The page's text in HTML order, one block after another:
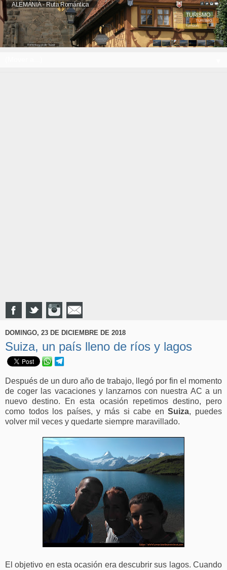
ALEMANIA - Ruta Romántica
Rothenburg ob der Tauber
TURISMO
TURISMO
TURISMO
DOMINGO, 23 DE DICIEMBRE DE 2018
Suiza, un país lleno de ríos y lagos
Después de un duro año de trabajo, llegó por fin el momento
de coger las vacaciones y lanzarnos con nuestra AC a un
nuevo destino. En esta ocasión repetimos destino, pero
como todos los países, y más si cabe enSuiza, puedes
volver mil veces y quedarte siempre maravillado.
El objetivo en esta ocasión era descubrir sus lagos. Cuando